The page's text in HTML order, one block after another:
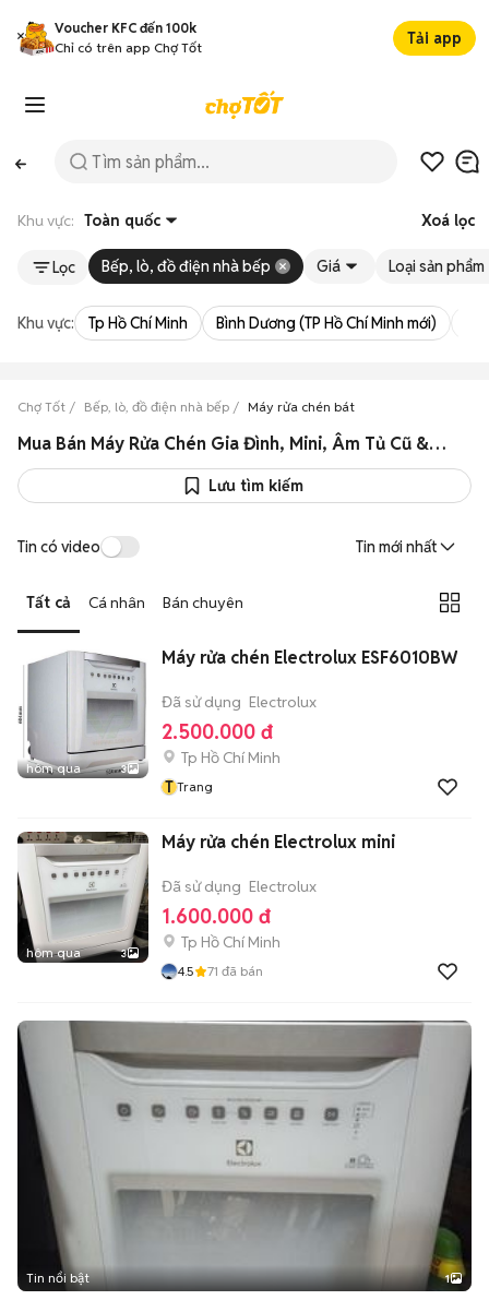
Voucher KFC đến 100k
Chỉ có trên app Chợ Tốt
Tải app
Khu vực: Toàn quốc Xoá lọc
Lọc Bếp, lò, đồ điện nhà bếp Giá Loại sản phẩm
Khu vực: Tp Hồ Chí Minh Bình Dương (TP Hồ Chí Minh mới)
Chợ Tốt Bếp, lò, đồ điện nhà bếp Máy rửa chén bát
Mua Bán Máy Rửa Chén Gia Đình, Mini, Âm Tủ Cũ & Mới, Bền Đẹp, Giá Rẻ
Lưu tìm kiếm
Tin có video Tin mới nhất
Tất cả Cá nhân Bán chuyên
hôm qua 3
Máy rửa chén Electrolux ESF6010BW
Đã sử dụng Electrolux
2.500.000 đ
Tp Hồ Chí Minh
T Trang
hôm qua 3
Máy rửa chén Electrolux mini
Đã sử dụng Electrolux
1.600.000 đ
Tp Hồ Chí Minh
4.5 71 đã bán
Tin nổi bật 1